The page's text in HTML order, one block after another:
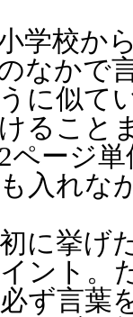
学校か
なかで
に似て
ること
ページ
入れな
に挙げ
ント。
ず言葉